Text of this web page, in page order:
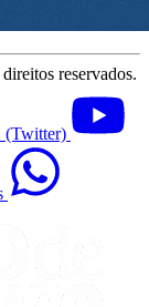
reservados.
(Twitter)